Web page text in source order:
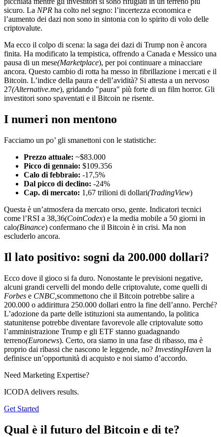
sicuro. La NPR ha colto nel segno: l’incertezza economica e
l’aumento dei dazi non sono in sintonia con lo spirito di volo delle
criptovalute.
Ma ecco il colpo di scena: la saga dei dazi di Trump non è ancora
finita. Ha modificato la tempistica, offrendo a Canada e Messico una
pausa di un mese(Marketplace), per poi continuare a minacciare
ancora. Questo cambio di rotta ha messo in fibrillazione i mercati e il
Bitcoin. L’indice della paura e dell’avidità? Si attesta a un nervoso
27(Alternative.me), gridando "paura" più forte di un film horror. Gli
investitori sono spaventati e il Bitcoin ne risente.
I numeri non mentono
Facciamo un po’ gli smanettoni con le statistiche:
Prezzo attuale: ~$83.000
Picco di gennaio: $109.356
Calo di febbraio: -17,5%
Dal picco di declino: -24%
Cap. di mercato: 1,67 trilioni di dollari(TradingView)
Questa è un’atmosfera da mercato orso, gente. Indicatori tecnici
come l’RSI a 38,36(CoinCodex) e la media mobile a 50 giorni in
calo(Binance) confermano che il Bitcoin è in crisi. Ma non
escluderlo ancora.
Il lato positivo: sogni da 200.000 dollari?
Ecco dove il gioco si fa duro. Nonostante le previsioni negative,
alcuni grandi cervelli del mondo delle criptovalute, come quelli di
Forbes e CNBC, scommettono che il Bitcoin potrebbe salire a
200.000 o addirittura 250.000 dollari entro la fine dell’anno. Perché?
L’adozione da parte delle istituzioni sta aumentando, la politica
statunitense potrebbe diventare favorevole alle criptovalute sotto
l’amministrazione Trump e gli ETF stanno guadagnando
terreno(Euronews). Certo, ora siamo in una fase di ribasso, ma è
proprio dai ribassi che nascono le leggende, no? InvestingHaven la
definisce un’opportunità di acquisto e noi siamo d’accordo.
Need Marketing Expertise?
ICODA delivers results.
Get Started
Qual è il futuro del Bitcoin e di te?